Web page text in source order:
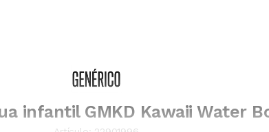
infantil GMKD Kawaii Water